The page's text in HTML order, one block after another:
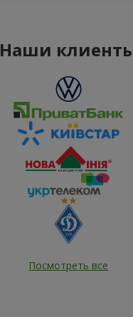
Наши
Посмотреть все